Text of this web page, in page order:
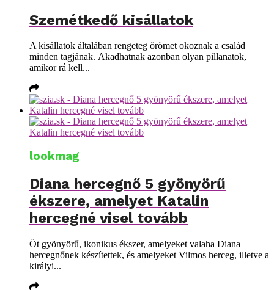
Szemétkedő kisállatok
A kisállatok általában rengeteg örömet okoznak a család
minden tagjának. Akadhatnak azonban olyan pillanatok,
amikor rá kell...
lookmag
Diana hercegnő 5 gyönyörű
ékszere, amelyet Katalin
hercegné visel tovább
Öt gyönyörű, ikonikus ékszer, amelyeket valaha Diana
hercegnőnek készítettek, és amelyeket Vilmos herceg, illetve a
királyi...